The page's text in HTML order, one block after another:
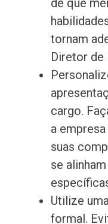
de que
tornam
Diretor de
cargo.
a
suas
se
Utilize
formal.